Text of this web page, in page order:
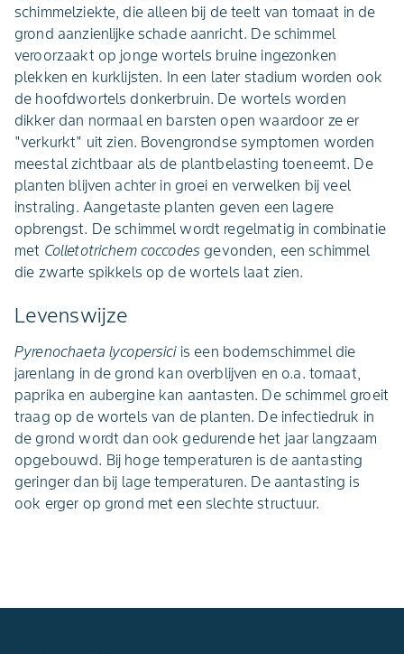
schimmelziekte, die alleen bij de teelt van tomaat in de
grond aanzienlijke schade aanricht. De schimmel
veroorzaakt op jonge wortels bruine ingezonken
plekken en kurklijsten. In een later stadium worden ook
de hoofdwortels donkerbruin. De wortels worden
dikker dan normaal en barsten open waardoor ze er
"verkurkt" uit zien. Bovengrondse symptomen worden
meestal zichtbaar als de plantbelasting toeneemt. De
planten blijven achter in groei en verwelken bij veel
instraling. Aangetaste planten geven een lagere
opbrengst. De schimmel wordt regelmatig in combinatie
met Colletotrichem coccodes gevonden, een schimmel
die zwarte spikkels op de wortels laat zien.
Levenswijze
Pyrenochaeta lycopersici is een bodemschimmel die
jarenlang in de grond kan overblijven en o.a. tomaat,
paprika en aubergine kan aantasten. De schimmel groeit
traag op de wortels van de planten. De infectiedruk in
de grond wordt dan ook gedurende het jaar langzaam
opgebouwd. Bij hoge temperaturen is de aantasting
geringer dan bij lage temperaturen. De aantasting is
ook erger op grond met een slechte structuur.